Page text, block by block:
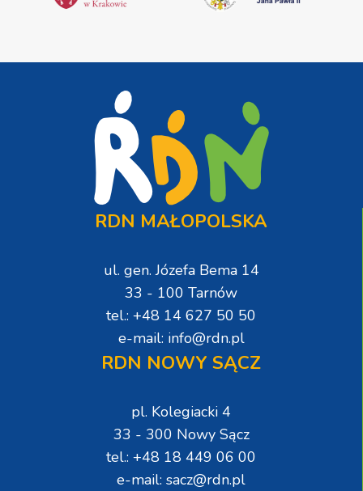
RDN MAŁOPOLSKA
ul. gen. Józefa Bema 14
33 - 100 Tarnów
tel.: +48 14 627 50 50
e-mail: info@rdn.pl
RDN NOWY SĄCZ
pl. Kolegiacki 4
33 - 300 Nowy Sącz
tel.: +48 18 449 06 00
e-mail: sacz@rdn.pl